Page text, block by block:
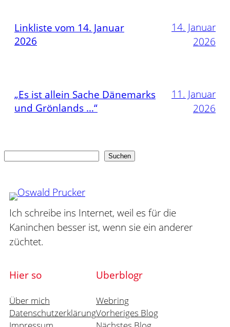
Linkliste vom 14. Januar
2026
14. Januar
2026
„Es ist allein Sache Dänemarks
und Grönlands …“
11. Januar
2026
Suchen Suchen
Ich schreibe ins Internet, weil es für die
Kaninchen besser ist, wenn sie ein anderer
züchtet.
Hier so
Über mich
Datenschutzerklärung
Uberblogr
Webring
Vorheriges Blog